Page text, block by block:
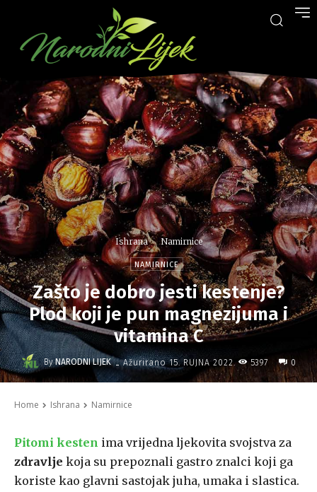
Ishrana Namirnice
NAMIRNICE
Zašto je dobro jesti kestenje?
Plod koji je pun magnezijuma i
vitamina C
By NARODNI LIJEK - Ažurirano 15. RUJNA 2022. 5397 0
Home Ishrana Namirnice
Pitomi kesten ima vrijedna ljekovita svojstva za
zdravlje koja su prepoznali gastro znalci koji ga
koriste kao glavni sastojak juha, umaka i slastica.